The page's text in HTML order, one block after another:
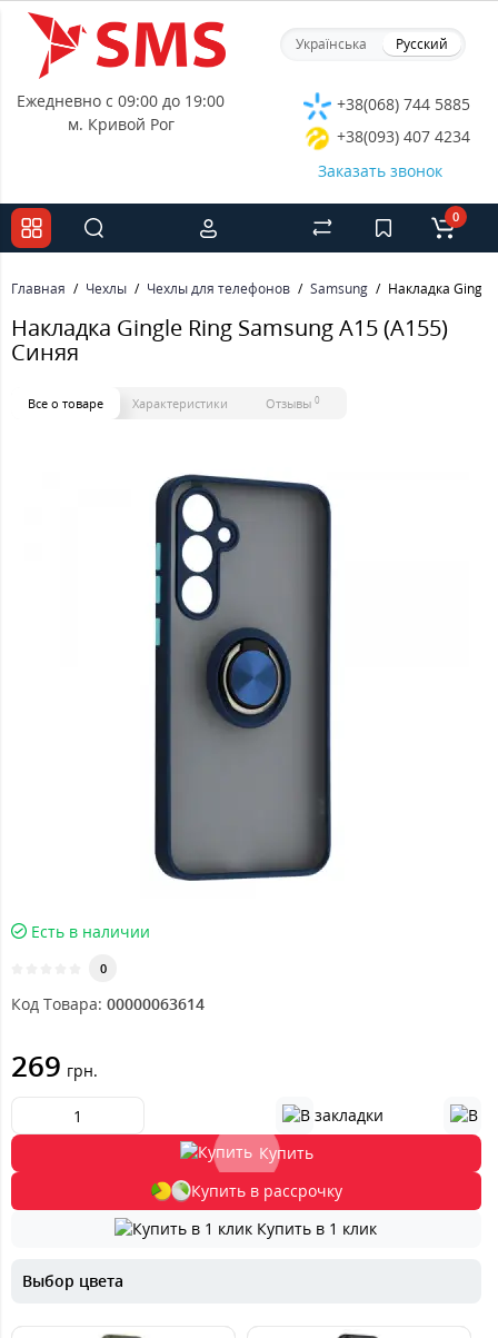
Українська Русский
Ежедневно с 09:00 до 19:00
м. Кривой Рог
+38(068) 744 5885
+38(093) 407 4234
Заказать звонок
0
Главная Чехлы Чехлы для телефонов Samsung Накладка
Накладка Gingle Ring Samsung A15 (A155)
Синяя
Все о товаре Характеристики Отзывы 0
Есть в наличии
0
Код Товара: 00000063614
269 грн.
Купить
Купить в рассрочку
Купить в 1 клик
Выбор цвета